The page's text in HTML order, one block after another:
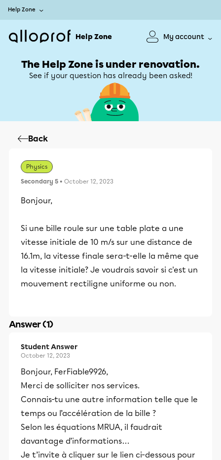
Help Zone
Help Zone My account
The Help Zone is under renovation.
See if your question has already been asked!
Back
Physics
Secondary 5 • October 12, 2023
Bonjour,
Si une bille roule sur une table plate a une
vitesse initiale de 10 m/s sur une distance de
16.1m, la vitesse finale sera-t-elle la même que
la vitesse initiale? Je voudrais savoir si c'est un
mouvement rectiligne uniforme ou non.
Answer (1)
Student Answer
October 12, 2023
Bonjour, FerFiable9926,
Merci de solliciter nos services.
Connais-tu une autre information telle que le
temps ou l’accélération de la bille ?
Selon les équations MRUA, il faudrait
davantage d’informations…
Je t’invite à cliquer sur le lien ci-dessous pour